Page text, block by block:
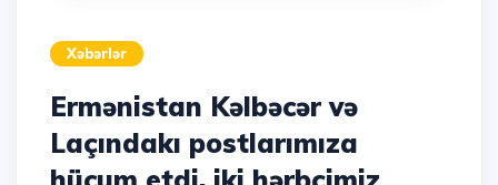
Xəbərlər
Ermənistan Kəlbəcər və
Laçındakı postlarımıza